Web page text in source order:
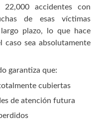
accidentes con
de esas víctimas
plazo, lo que hace
caso sea absolutamente
garantiza que:
cubiertas
de atención futura